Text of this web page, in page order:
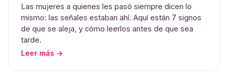
Las mujeres a quienes les pasó siempre dicen lo
mismo: las señales estaban ahí. Aquí están 7 signos
de que se aleja, y cómo leerlos antes de que sea
tarde.
Leer más →